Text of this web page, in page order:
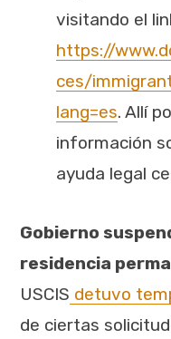
visitando el
https://
ces/
lang=es. Allí
información
ayuda legal
Gobierno
residencia
USCIS detuvo
de ciertas